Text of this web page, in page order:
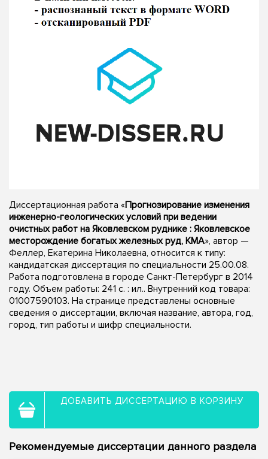
Диссертационная работа «Прогнозирование изменения
инженерно-геологических условий при ведении
очистных работ на Яковлевском руднике : Яковлевское
месторождение богатых железных руд, КМА», автор —
Феллер, Екатерина Николаевна, относится к типу:
кандидатская диссертация по специальности 25.00.08.
Работа подготовлена в городе Санкт-Петербург в 2014
году. Объем работы: 241 с. : ил.. Внутренний код товара:
01007590103. На странице представлены основные
сведения о диссертации, включая название, автора, год,
город, тип работы и шифр специальности.
ДОБАВИТЬ ДИССЕРТАЦИЮ В КОРЗИНУ
Рекомендуемые диссертации данного раздела